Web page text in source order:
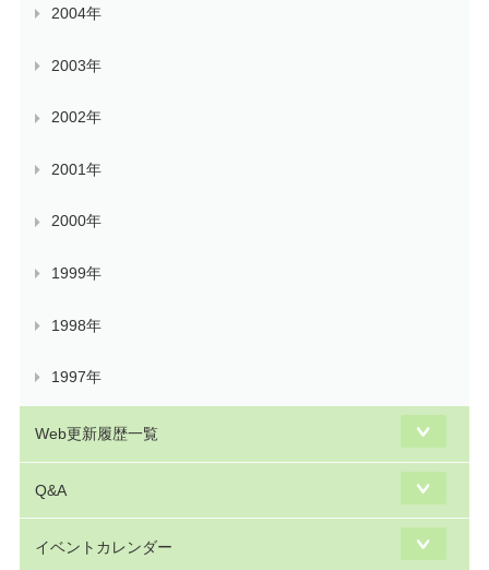
2004年
2003年
2002年
2001年
2000年
1999年
1998年
1997年
Web更新履歴一覧
Q&A
イベントカレンダー